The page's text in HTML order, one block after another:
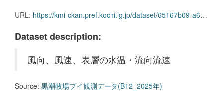
URL: https://kmi-ckan.pref.kochi.lg.jp/dataset/65167b09-a6a0-4a1d-9ee4-0beb71367213/resource/b722793c-c886-4763-b43f-b550aa74115c/download/kuroshiobokujoubuikansokudatab12_2025nen05.csv
Dataset description:
風向、風速、表層の水温・流向流速
Source: 黒潮牧場ブイ観測データ(B12_2025年)